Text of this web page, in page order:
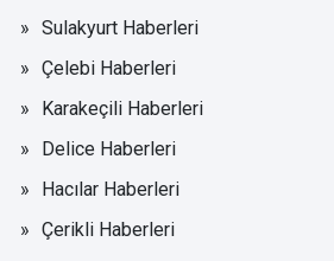
Sulakyurt Haberleri
Çelebi Haberleri
Karakeçili Haberleri
Delice Haberleri
Hacılar Haberleri
Çerikli Haberleri